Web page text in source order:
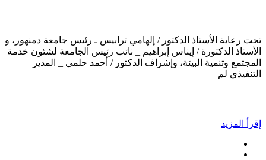
تحت رعاية الأستاذ الدكتور / إلهامي ترابيس ـ رئيس جامعة دمنهور، و
الأستاذ الدكتورة / إيناس إبراهيم _ نائب رئيس الجامعة لشئون خدمة
المجتمع وتنمية البيئة، وإشراف الدكتور / أحمد حلمي _ المدير
التنفيذي لم
إقرأ المزيد